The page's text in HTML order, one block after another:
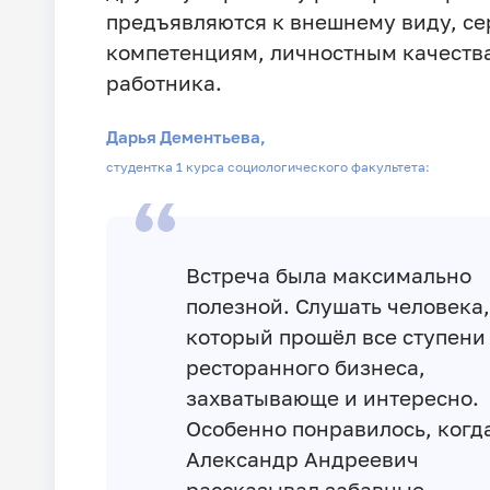
предъявляются к внешнему виду,
компетенциям, личностным
работника.
Дарья Дементьева,
студентка 1 курса социологического факультета:
Встреча была максимально
полезной. Слушать человека,
который прошёл все ступени
ресторанного бизнеса,
захватывающе и интересно.
Особенно понравилось,
Александр Андреевич